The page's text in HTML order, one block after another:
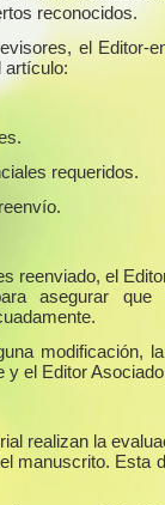
reconocidos.
el Editor-
artículo:
requeridos.
reenviado, el
asegurar que
modificación,
y el Editor
realizan la
manuscrito. Esta